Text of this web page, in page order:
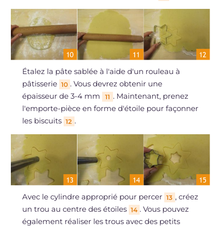
Étalez la pâte sablée à l'aide d'un rouleau à
pâtisserie 10 . Vous devrez obtenir une
épaisseur de 3-4 mm
11 . Maintenant, prenez
l'emporte-pièce en forme d'étoile pour façonner
les biscuits 12 .
Avec le cylindre approprié pour percer 13 , créez
un trou au centre des étoiles 14 . Vous pouvez
également réaliser les trous avec des petits